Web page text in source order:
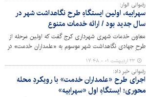
رضوانی الوار:
سهرابیه، اولین ایستگاهِ طرح نگاهداشت شهر در
سال جدید بود / ارائه خدمات متنوع
معاون خدمات شهری شهرداری کرج گفت که اولین مرحله از
طرحِ جهادی نگاهداشت شهر موسوم به «علمداران خدمت» در
سالِ ۱۴۰۱ با حمایت های شهردار و اعضای محترم شورای شهر
در شهرک کم برخوردار سهرابیه با ارائه خدمات متنوع به
شهروندان اجرایی شد.
۲۳ اردیبهشت ۰۱ - ۱۷:۴۸
رضوانی خبر داد:
اجرای طرح «علمداران خدمت» با رویکردِ محله
محوری؛ ایستگاهِ اول «سهرابیه»